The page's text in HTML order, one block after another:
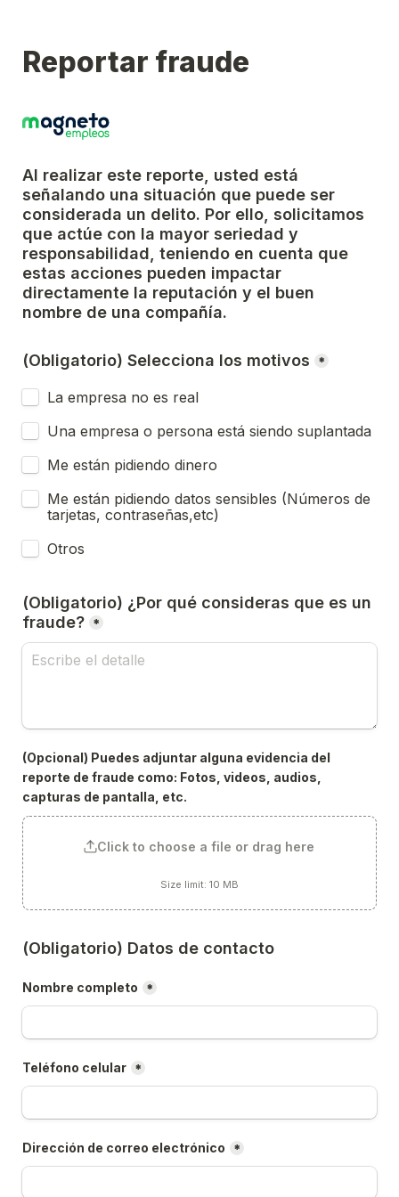
Reportar fraude
Al realizar este reporte, usted está
señalando una situación que puede ser
considerada un delito. Por ello, solicitamos
que actúe con la mayor seriedad y
responsabilidad, teniendo en cuenta que
estas acciones pueden impactar
directamente la reputación y el buen
nombre de una compañía.
(Obligatorio) Selecciona los motivos *
La empresa no es real
Una empresa o persona está siendo suplantada
Me están pidiendo dinero
Me están pidiendo datos sensibles (Números de
tarjetas, contraseñas,etc)
Otros
(Obligatorio) ¿Por qué consideras que es un
fraude? *
(Opcional) Puedes adjuntar alguna evidencia del
reporte de fraude como: Fotos, videos, audios,
capturas de pantalla, etc.
Click to choose a file or drag here
Size limit: 10 MB
(Obligatorio) Datos de contacto
Nombre completo *
Teléfono celular *
Dirección de correo electrónico *